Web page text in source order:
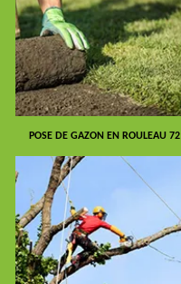
POSE DE GAZON EN ROULEAU 72